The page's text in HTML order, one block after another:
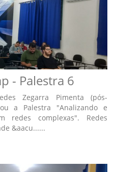
- Palestra 6
Zegarra Pimenta (pós-
a Palestra "Analizando e
redes complexas". Redes
&aacu......